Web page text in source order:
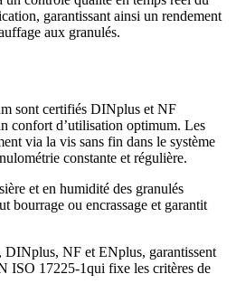
garantissant ainsi un rendement
aux granulés.
sont certifiés DINplus et NF
confort d’utilisation optimum. Les
via la vis sans fin dans le système
constante et régulière.
et en humidité des granulés
bourrage ou encrassage et garantit
DINplus, NF et ENplus, garantissent
ISO 17225-1qui fixe les critères de